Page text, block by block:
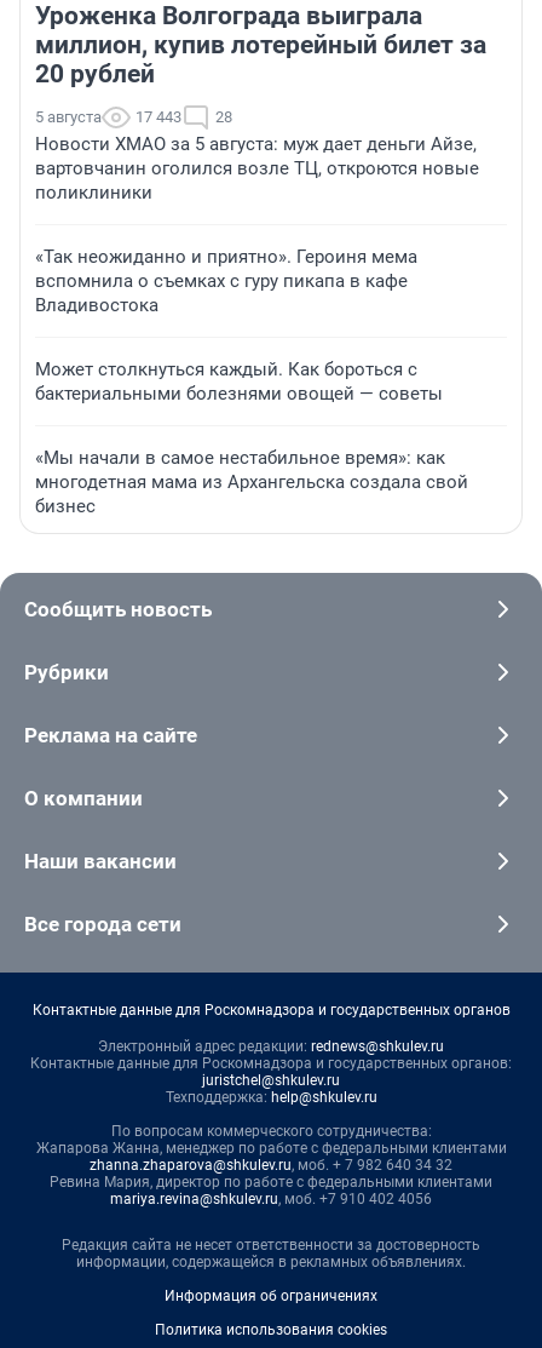
Уроженка Волгограда выиграла
миллион, купив лотерейный билет за
20 рублей
5 августа 17 443 28
Новости ХМАО за 5 августа: муж дает деньги Айзе,
вартовчанин оголился возле ТЦ, откроются новые
поликлиники
«Так неожиданно и приятно». Героиня мема
вспомнила о съемках с гуру пикапа в кафе
Владивостока
Может столкнуться каждый. Как бороться с
бактериальными болезнями овощей — советы
«Мы начали в самое нестабильное время»: как
многодетная мама из Архангельска создала свой
бизнес
Сообщить новость
Рубрики
Реклама на сайте
О компании
Наши вакансии
Все города сети
Контактные данные для Роскомнадзора и государственных органов
Электронный адрес редакции: rednews@shkulev.ru
Контактные данные для Роскомнадзора и государственных органов:
juristchel@shkulev.ru
Техподдержка: help@shkulev.ru
По вопросам коммерческого сотрудничества:
Жапарова Жанна, менеджер по работе с федеральными клиентами
zhanna.zhaparova@shkulev.ru, моб. + 7 982 640 34 32
Ревина Мария, директор по работе с федеральными клиентами
mariya.revina@shkulev.ru, моб. +7 910 402 4056
Редакция сайта не несет ответственности за достоверность
информации, содержащейся в рекламных объявлениях.
Информация об ограничениях
Политика использования cookies